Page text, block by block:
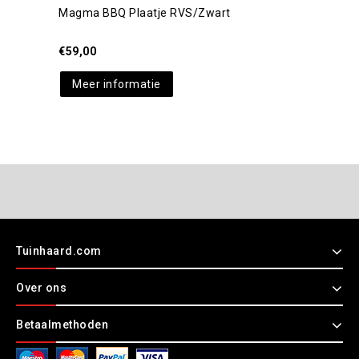
Magma BBQ Plaatje RVS/Zwart
€59,00
Meer informatie
Tuinhaard.com
Over ons
Betaalmethoden